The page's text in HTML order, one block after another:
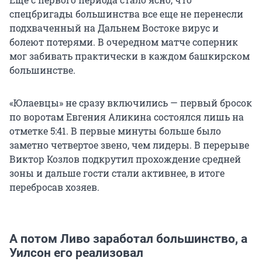
спецбригады большинства все еще не перенесли
подхваченный на Дальнем Востоке вирус и
болеют потерями. В очередном матче соперник
мог забивать практически в каждом башкирском
большинстве.
«Юлаевцы» не сразу включились — первый бросок
по воротам Евгения Аликина состоялся лишь на
отметке 5:41. В первые минуты больше было
заметно четвертое звено, чем лидеры. В перерыве
Виктор Козлов подкрутил прохождение средней
зоны и дальше гости стали активнее, в итоге
перебросав хозяев.
А потом Ливо заработал большинство, а
Уилсон его реализовал